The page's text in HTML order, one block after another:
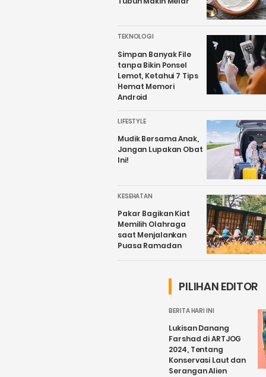
TEKNOLOGI
Simpan Banyak File
tanpa Bikin Ponsel
Lemot, Ketahui 7 Tips
Hemat Memori
Android
LIFESTYLE
Mudik Bersama Anak,
Jangan Lupakan Obat
Ini!
KESEHATAN
Pakar Bagikan Kiat
Memilih Olahraga
saat Menjalankan
Puasa Ramadan
PILIHAN EDITOR
BERITA HARI INI
Lukisan Danang
Farshad di ARTJOG
2024, Tentang
Konservasi Laut dan
Serangan Alien